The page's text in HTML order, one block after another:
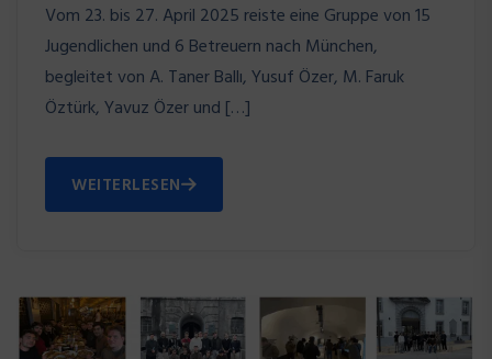
Vom 23. bis 27. April 2025 reiste eine Gruppe von 15
Jugendlichen und 6 Betreuern nach München,
begleitet von A. Taner Ballı, Yusuf Özer, M. Faruk
Öztürk, Yavuz Özer und […]
WEITERLESEN